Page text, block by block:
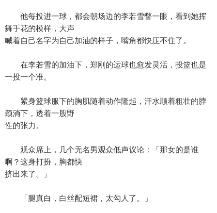
他每投进一球，都会朝场边的李若雪瞥一眼，看到她挥
舞手花的模样，大声
喊着自己名字为自己加油的样子，嘴角都快压不住了。
在李若雪的加油下，郑刚的运球也愈发灵活，投篮也是
一投一个准。
紧身篮球服下的胸肌随着动作隆起，汗水顺着粗壮的脖
颈淌下，透着一股野
性的张力。
观众席上，几个无名男观众低声议论：「那女的是谁
啊？这身打扮，胸都快
挤出来了。」
「腿真白，白丝配短裙，太勾人了。」